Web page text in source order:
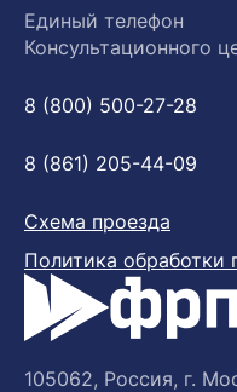
Единый телефон
Консультационного
8 (800) 500-27-28
8 (861) 205-44-09
Схема проезда
Политика обработки
105062, Россия, г.